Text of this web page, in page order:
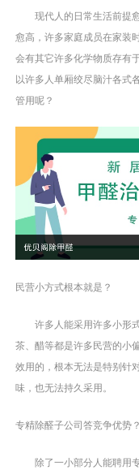
现代人的日常生活前提愈
愈高，许多家庭成员在家装
会有其它许多化学物质存有
以许多人单厢绞尽脑汁各式
管用呢？
民营小方式根本就是？
许多人能采用许多小形式
茶、醋等都是许多民营的小
效用的，根本无法是特别针
味，也无法持久采用。
专精除醛子公司答竞争优势？
除了一小部分人能聘用专